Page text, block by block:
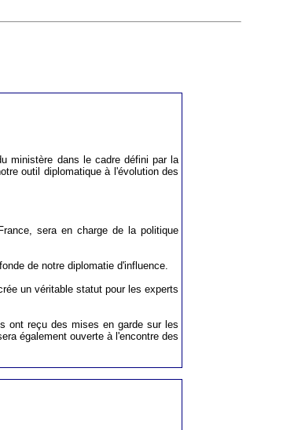
ministère dans le cadre défini par la
outil diplomatique à l'évolution des
sera en charge de la politique
de notre diplomatie d'influence.
un véritable statut pour les experts
ont reçu des mises en garde sur les
également ouverte à l'encontre des